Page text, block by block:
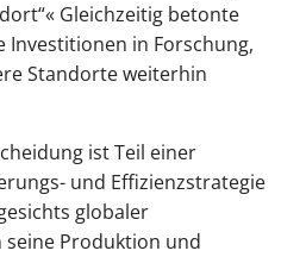
Gleichzeitig betonte
Investitionen in Forschung,
Standorte weiterhin
ist Teil einer
und Effizienzstrategie
globaler
Produktion und